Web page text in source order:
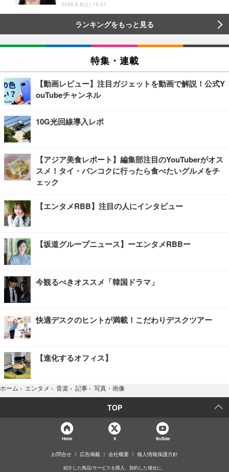
2026.8.8(土) 15:47
ランキングをもっと見る
特集・連載
【動画レビュー】注目ガジェットを動画で解説！公式Y
ouTubeチャンネル
10G光回線導入レポ
【アジア美食レポート】編集部注目のYouTuberがオス
スメ！タイ・バンコクに行ったら食べたいグルメをチ
ェック
【エンタメRBB】注目の人にインタビュー
【坂道グループニュース】ーエンタメRBBー
今観るべきオススメ「韓国ドラマ」
快適デスクのヒントが満載！こだわりデスクツアー
【進化するオフィス】
ホーム › エンタメ › 音楽 › 記事 › 写真・画像
TOP
Home X YouTube
お問合せ 広告掲載 会社概要 個人情報保護方針
紹介した商品/サービスを購入、契約した場合に、